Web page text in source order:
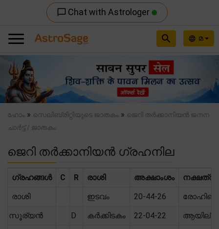
chat_bubble_outline Chat with Astrologer
language മ
search
Previous
ഹോം » സെലിബ്രിറ്റിയുടെ ജാതകം » ജെറി തർക്കാനിയൻ ജനന
ചാർട്ട് / ജാതകം
ജെറി തർക്കാനിയൻ ഗ്രഹനില
ഗ്രഹങ്ങൾ C R രാശി അക്ഷാംശം നക്ഷത്രം
രാശി ഇടവം 20-44-26 രോഹിണി
സൂര്യൻ D കർക്കിടകം 22-04-22